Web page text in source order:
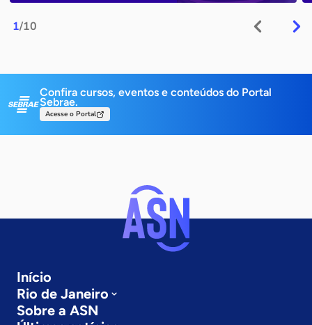
1/10
Confira cursos, eventos e conteúdos do Portal
Sebrae.
Acesse o Portal
Início
Rio de Janeiro
Sobre a ASN